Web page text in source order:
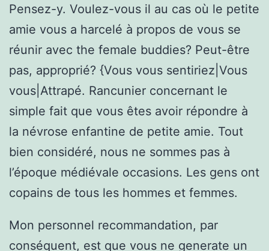
Pensez-y. Voulez-vous il au cas où le petite
amie vous a harcelé à propos de vous se
réunir avec the female buddies? Peut-être
pas, approprié? {Vous vous sentiriez|Vous
vous|Attrapé. Rancunier concernant le
simple fait que vous êtes avoir répondre à
la névrose enfantine de petite amie. Tout
bien considéré, nous ne sommes pas à
l’époque médiévale occasions. Les gens ont
copains de tous les hommes et femmes.
Mon personnel recommandation, par
conséquent, est que vous ne generate un